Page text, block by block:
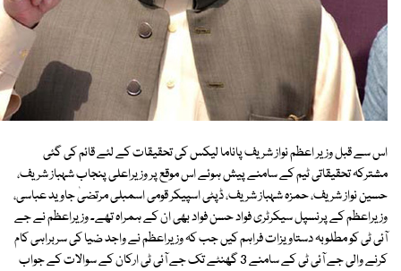
اس سے قبل وزیر اعظم نواز شریف پاناما لیکس کی تحقیقات کے لئے قائم کی گئی
مشترکہ تحقیقاتی ٹیم کے سامنے پیش ہوئے اس موقع پر وزیراعلی پنجاب شہباز شریف،
حسین نواز شریف، حمزہ شہباز شریف، ڈپٹی اسپیکر قومی اسمبلی مرتضیٰ جاوید عباسی،
وزیراعظم کے پرنسپل سیکرٹری فواد حسن فواد بھی ان کے ہمراہ تھے۔ وزیراعظم نے جے
آئی ٹی کو مطلوبہ دستاویزات فراہم کیں جب کہ وزیراعظم نے واجد ضیا کی سربراہی کام
کرنے والی جے آئی ٹی کے سامنے 3 گھنٹے تک جے آئی ٹی ارکان کے سوالات کے جواب